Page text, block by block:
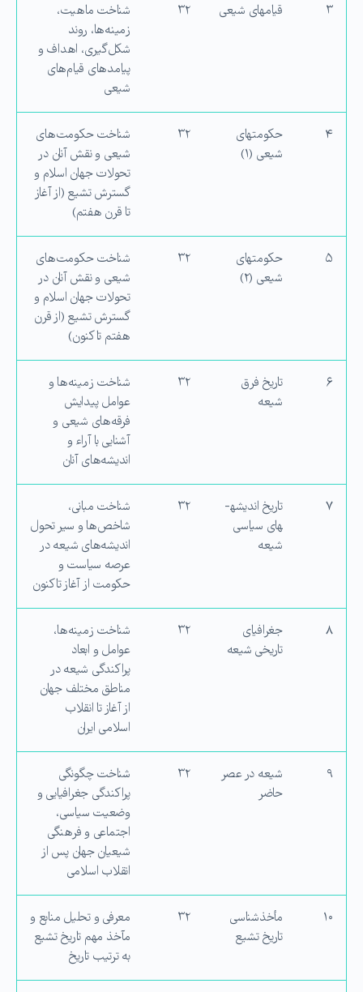
۳ قیام­های شیعی ۳۲
شناخت ماهیت،
زمینه‌ها، روند
شکل‌گیری، اهداف و
پیامدهای قیام‌های
شیعی
۴
حکومت­های
شیعی (۱)
۳۲
شناخت حکومت‌های
شیعی و نقش آنان در
تحولات جهان اسلام و
گسترش تشیع (از آغاز
تا قرن هفتم)
۵
حکومت­های
شیعی (۲)
۳۲
شناخت حکومت‌های
شیعی و نقش آنان در
تحولات جهان اسلام و
گسترش تشیع (از قرن
هفتم تا کنون)
۶
تاریخ فرق
شیعه
۳۲
شناخت زمینه‌ها و
عوامل پیدایش
فرقه‌های شیعی و
آشنایی با آراء و
اندیشه‌های آنان
۷
تاریخ اندیشه­
های سیاسی
شیعه
۳۲
شناخت مبانی،
شاخص‌ها و سیر تحول
اندیشه‌های شیعه در
عرصه سیاست و
حکومت از آغاز تاکنون
۸
جغرافیای
تاریخی شیعه
۳۲
شناخت زمینه‌ها،
عوامل و ابعاد
پراکندگی شیعه در
مناطق مختلف جهان
از آغاز تا انقلاب
اسلامی ایران
۹
شیعه در عصر
حاضر
۳۲
شناخت چگونگی
پراکندگی جغرافیایی و
وضعیت سیاسی،
اجتماعی و فرهنگی
شیعیان جهان پس از
انقلاب اسلامی
۱۰
مأخذشناسی
تاریخ تشیع
۳۲
معرفی و تحلیل منابع و
مآخذ مهم تاریخ تشیع
به ترتیب تاریخ